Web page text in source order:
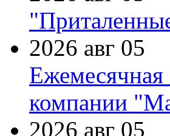
2026 авг 05
Ежемесячная
компании
2026 авг 05